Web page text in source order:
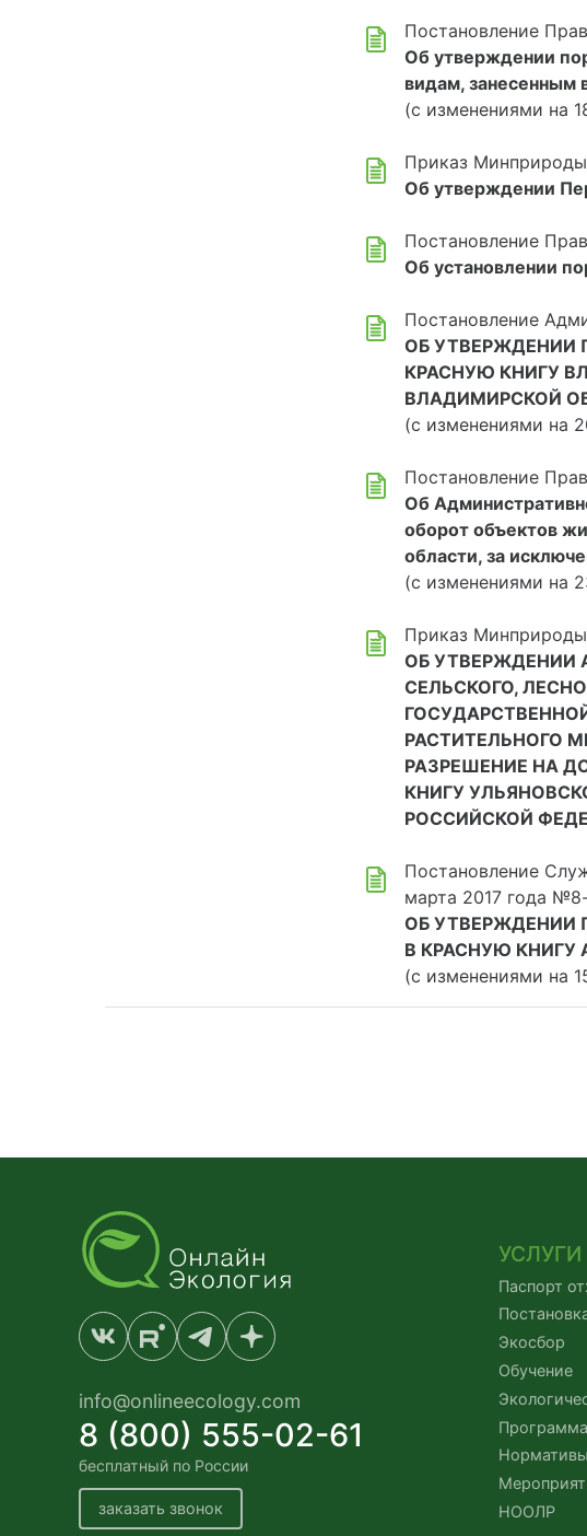
Постановление
Об утверждении
видам, занесенным
(с изменениями на
Приказ
Об утверждении
Постановление
Об установлении
Постановление
ОБ УТВЕРЖДЕНИИ
КРАСНУЮ КНИГУ
ВЛАДИМИРСКОЙ
(с изменениями на
Постановление
Об
оборот объектов
области, за
(с изменениями на
Приказ Минприроды
ОБ УТВЕРЖДЕНИИ
СЕЛЬСКОГО,
РАСТИТЕЛЬНОГО
РАЗРЕШЕНИЕ НА
КНИГУ
РОССИЙСКОЙ
Постановление
марта 2017 года
ОБ УТВЕРЖДЕНИИ
В КРАСНУЮ КНИГУ
(с изменениями на
info@onlineecology.com
8 (800) 555-02-61
бесплатный по России
заказать звонок
УСЛУГИ
Паспорт
Экосбор
Обучение
НООЛР